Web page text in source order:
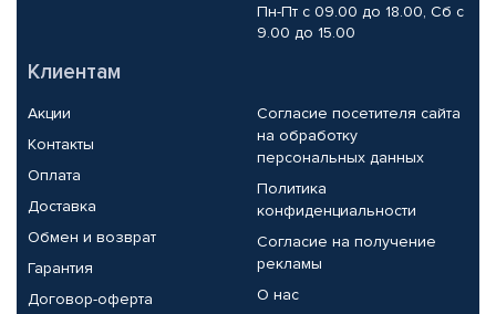
Пн-Пт с 09.00 до 18.00, Сб с
9.00 до 15.00
Клиентам
Акции
Контакты
Оплата
Доставка
Обмен и возврат
Гарантия
Договор-оферта
Согласие посетителя сайта
на обработку
персональных данных
Политика
конфиденциальности
Согласие на получение
рекламы
О нас